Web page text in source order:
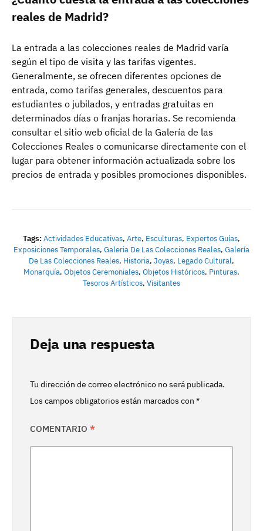
reales de Madrid?
La entrada a las colecciones reales de Madrid varía
según el tipo de visita y las tarifas vigentes.
Generalmente, se ofrecen diferentes opciones de
entrada, como tarifas generales, descuentos para
estudiantes o jubilados, y entradas gratuitas en
determinados días o franjas horarias. Se recomienda
consultar el sitio web oficial de la Galería de las
Colecciones Reales o comunicarse directamente con el
lugar para obtener información actualizada sobre los
precios de entrada y posibles promociones disponibles.
Tags:Actividades Educativas, Arte, Esculturas, Expertos Guías,
Exposiciones Temporales, Galeria De Las Colecciones Reales, Galería
De Las Colecciones Reales, Historia, Joyas, Legado Cultural,
Monarquía, Objetos Ceremoniales, Objetos Históricos, Pinturas,
Tesoros Artísticos, Visitantes
Deja una respuesta
Tu dirección de correo electrónico no será publicada.
Los campos obligatorios están marcados con *
COMENTARIO *